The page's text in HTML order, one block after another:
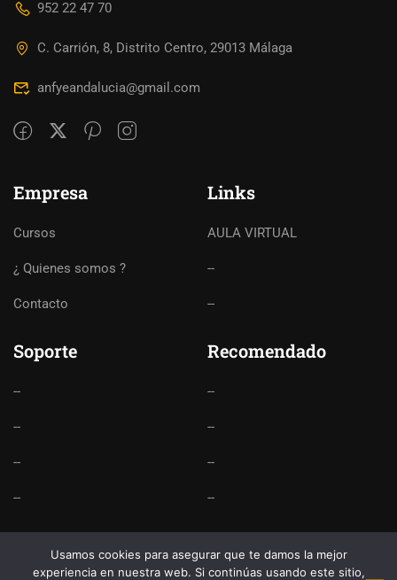
952 22 47 70
C. Carrión, 8, Distrito Centro, 29013 Málaga
anfyeandalucia@gmail.com
Empresa
Cursos
¿ Quienes somos ?
Contacto
Links
AULA VIRTUAL
--
--
Soporte
--
--
--
--
Recomendado
--
--
--
--
Usamos cookies para asegurar que te damos la mejor
experiencia en nuestra web. Si continúas usando este sitio,